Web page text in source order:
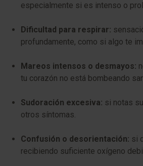
especialmente si es intenso o
Dificultad para respirar:
profundamente, como si algo te
Mareos intensos o desmayos:
tu corazón no está bombeando
Sudoración excesiva: si notas
otros síntomas.
Confusión o desorientación: si
recibiendo suficiente oxígeno